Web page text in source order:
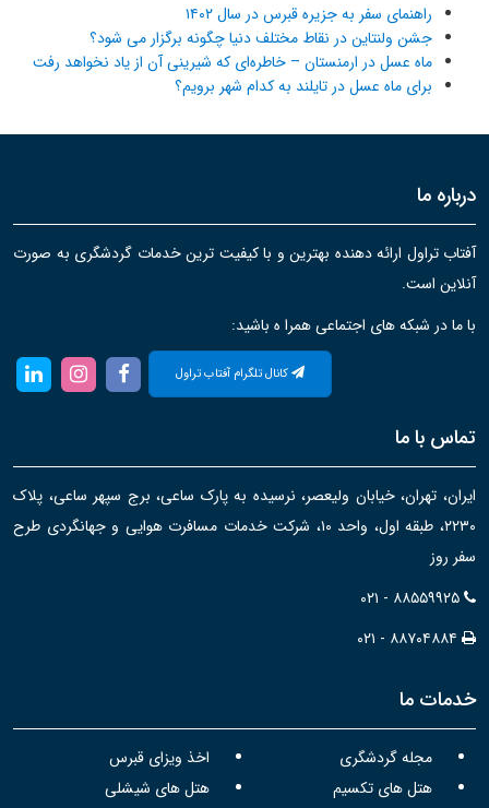
راهنمای سفر به جزیره قبرس در سال ۱۴۰۲
جشن ولنتاین در نقاط مختلف دنیا چگونه برگزار می شود؟
ماه عسل در ارمنستان – خاطره‌ای که شیرینی آن از یاد نخواهد رفت
برای ماه عسل در تایلند به کدام شهر برویم؟
درباره ما
آفتاب تراول ارائه دهنده بهترین و با کیفیت ترین خدمات گردشگری به صورت
آنلاین است.
با ما در شبکه های اجتماعی همرا ه باشید:
کانال تلگرام آفتاب تراول
تماس با ما
ایران، تهران، خیابان ولیعصر، نرسیده به پارک ساعی، برج سپهر ساعی، پلاک
۲۲۳۰، طبقه اول، واحد ۱۰، شرکت خدمات مسافرت هوایی و جهانگردی طرح
سفر روز
۰۲۱ - ۸۸۵۵۹۹۲۵
۰۲۱ - ۸۸۷۰۴۸۸۴
خدمات ما
مجله گردشگری
اخذ ویزای قبرس
هتل های تکسیم
هتل های شیشلی